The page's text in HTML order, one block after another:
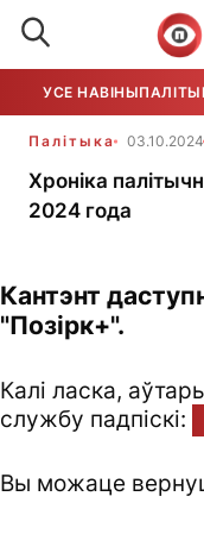
УСЕ НАВІНЫ
Палітыка 03.10.2024
Хроніка
2024 года
Кантэнт
"Позірк+".
Калі ласка,
службу падпіскі:
Вы можаце